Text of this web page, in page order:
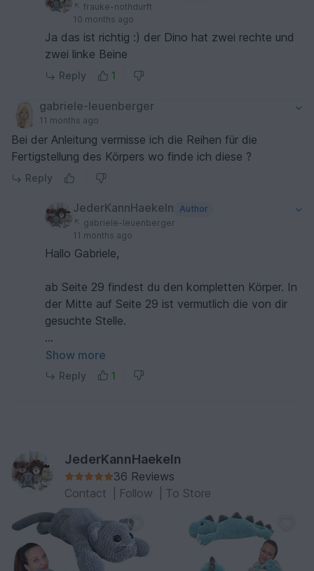
frauke-nothdurft
10 months ago
Ja das ist richtig :) der Dino hat zwei rechte und
zwei linke Beine
Reply 1
gabriele-leuenberger
11 months ago
Bei der Anleitung vermisse ich die Reihen für die
Fertigstellung des Körpers wo finde ich diese ?
Reply
JederKannHaekeln
Author
gabriele-leuenberger
11 months ago
Hallo Gabriele,
ab Seite 29 findest du den kompletten Körper. In
der Mitte auf Seite 29 ist vermutlich die von dir
gesuchte Stelle.
Liebe Grüße
Jenny
Show more
Reply 1
JederKannHaekeln
36 Reviews
Contact
Follow To Store